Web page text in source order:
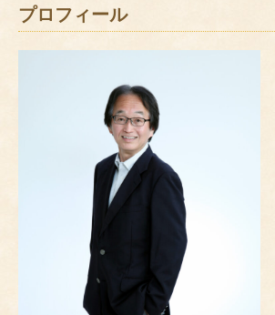
プロフィール